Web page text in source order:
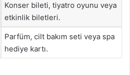
Konser bileti, tiyatro oyunu veya
etkinlik biletleri.
Parfüm, cilt bakım seti veya spa
hediye kartı.